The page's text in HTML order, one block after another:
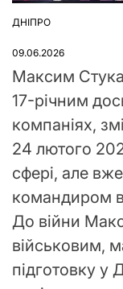
ОПУБЛІКУВАТИ
ДНІПРО
09.06.2026
Максим
17-річним
компаніях,
24 лютого
сфері, але
командиром
До війни
військовим,
підготовку у